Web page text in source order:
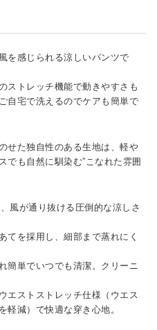
を感じられる涼しいパンツで
ストレッチ機能で動きやすさも
自宅で洗えるのでケアも簡単で
せた独自性のある生地は、軽や
でも自然に馴染む”こなれた雰囲
風が通り抜ける圧倒的な涼しさ
てを採用し、細部まで蒸れにく
簡単でいつでも清潔。クリーニ
エストストレッチ仕様（ウエス
軽減）で快適な穿き心地。